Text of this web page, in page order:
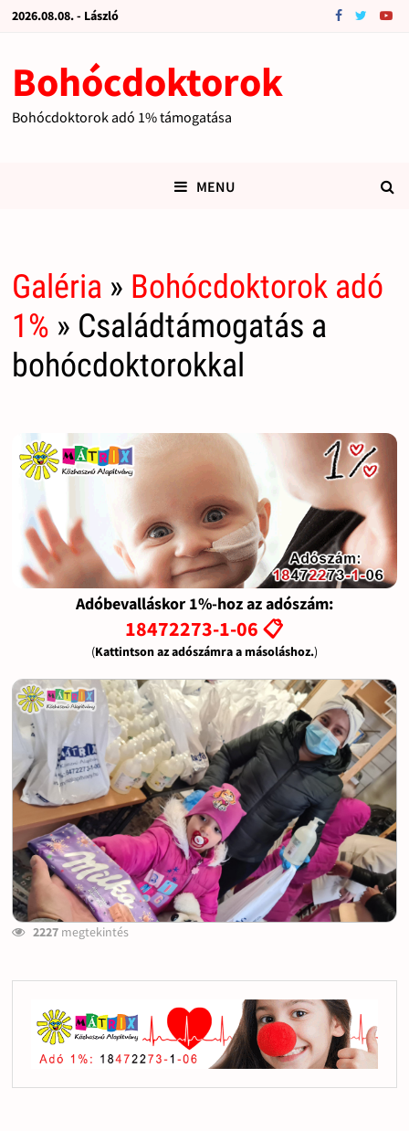
2026.08.08. - László
Bohócdoktorok
Bohócdoktorok adó 1% támogatása
MENU
Galéria » Bohócdoktorok adó
1% » Családtámogatás a
bohócdoktorokkal
Adóbevalláskor 1%-hoz az adószám:
18472273-1-06 📋
(Kattintson az adószámra a másoláshoz.)
2227megtekintés